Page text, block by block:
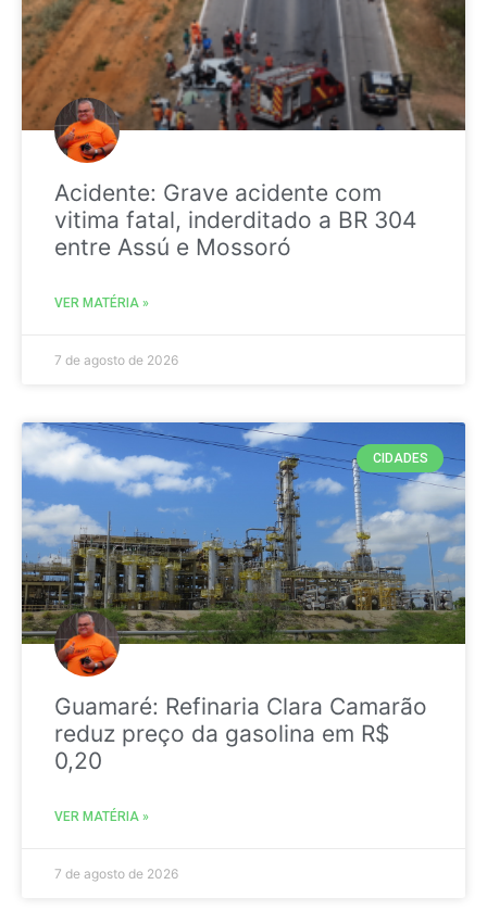
Acidente: Grave acidente com
vitima fatal, inderditado a BR 304
entre Assú e Mossoró
VER MATÉRIA »
7 de agosto de 2026
CIDADES
Guamaré: Refinaria Clara Camarão
reduz preço da gasolina em R$
0,20
VER MATÉRIA »
7 de agosto de 2026